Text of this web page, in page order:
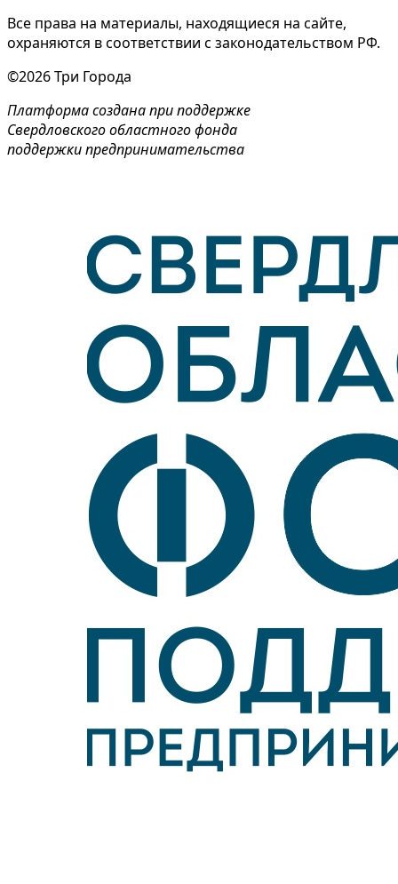
Все права на материалы, находящиеся на сайте,
охраняются в соответствии с законодательством РФ.
©2026 Три Города
Платформа создана при поддержке
Свердловского областного фонда
поддержки предпринимательства